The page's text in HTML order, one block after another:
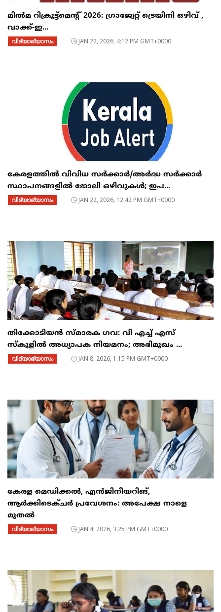
മിൽമ റിക്രൂട്ട്‌മെന്റ് 2026: ഗ്രാജ്വേറ്റ് ട്രെയിനി ഒഴിവ് ,
വാക്ക്-ഇ...
വിദ്യാഭ്യാസം JAN 22, 2026, 4:12 PM GMT+0000
കേരളത്തിൽ വിവിധ സർക്കാർ/അർദ്ധ സർക്കാർ
സ്ഥാപനങ്ങളിൽ ജോലി ഒഴിവുകൾ; ഇപ...
വിദ്യാഭ്യാസം JAN 22, 2026, 12:42 PM GMT+0000
തിക്കോടിയൻ സ്മാരക ഗവ: വി എച്ച് എസ്
സ്കൂളിൽ അധ്യാപക നിയമനം; അഭിമുഖം ...
വിദ്യാഭ്യാസം JAN 8, 2026, 1:15 PM GMT+0000
കേരള മെഡിക്കൽ, എൻജിനീയറിങ്,
ആർക്കിടെക്ചർ പ്രവേശനം: അപേക്ഷ നാളെ
മുതൽ
വിദ്യാഭ്യാസം JAN 4, 2026, 3:25 PM GMT+0000